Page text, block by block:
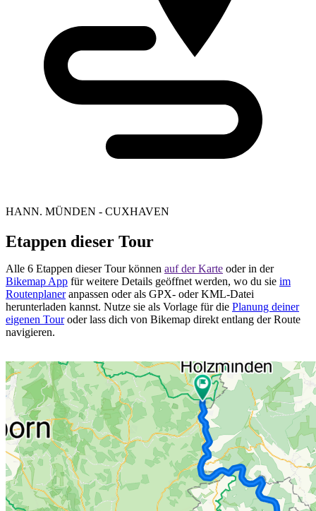
HANN. MÜNDEN - CUXHAVEN
Etappen dieser Tour
Alle 6 Etappen dieser Tour können auf der Karte oder in der
Bikemap App für weitere Details geöffnet werden, wo du sie im
Routenplaneranpassen oder als GPX- oder KML-Datei
herunterladen kannst. Nutze sie als Vorlage für die Planung deiner
eigenen Touroder lass dich von Bikemap direkt entlang der Route
navigieren.